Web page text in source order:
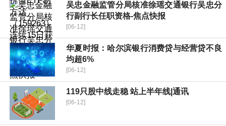
吴忠金融监管分局核准徐瑶交通银行吴忠分
行副行长任职资格-焦点快报
[06-12]
华夏时报：哈尔滨银行消费贷与经营贷不良
均超6%
[06-12]
119只股中线走稳 站上半年线|通讯
[06-12]